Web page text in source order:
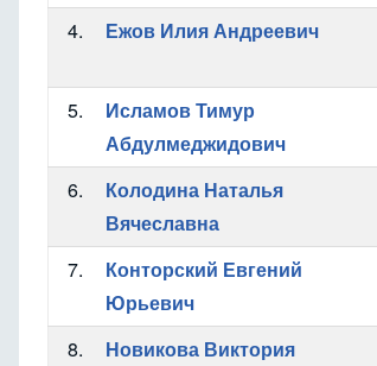
4.
Ежов Илия Андреевич
5.
Исламов Тимур
Абдулмеджидович
6.
Колодина Наталья
Вячеславна
7.
Конторский Евгений
Юрьевич
8.
Новикова Виктория